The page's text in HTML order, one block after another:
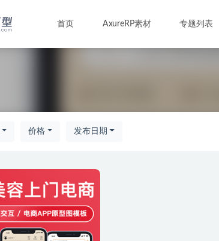
首页 AxureRP素材 专题列表
价格 发布日期